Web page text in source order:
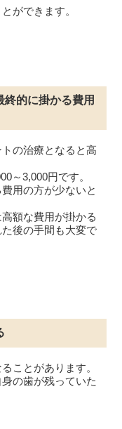
ができます。
的に掛かる費用
の治療となると高
～3,000円です。
用の方が少ないと
額な費用が掛かる
後の手間も大変で
ことがあります。
の歯が残っていた